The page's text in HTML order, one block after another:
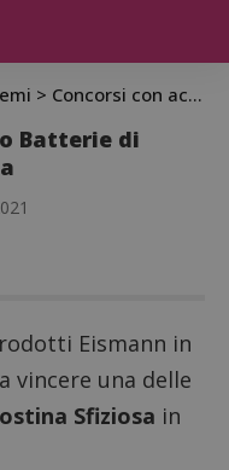
> Concorsi con acquisto
Batterie di
Eismann in
vincere una delle
Sfiziosa in